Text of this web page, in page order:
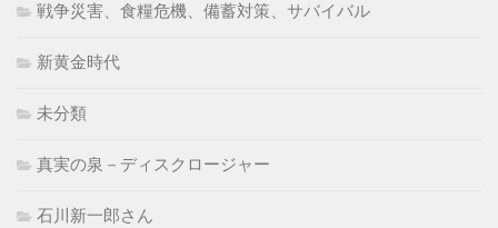
戦争災害、食糧危機、備蓄対策、サバイバル
新黄金時代
未分類
真実の泉－ディスクロージャー
石川新一郎さん